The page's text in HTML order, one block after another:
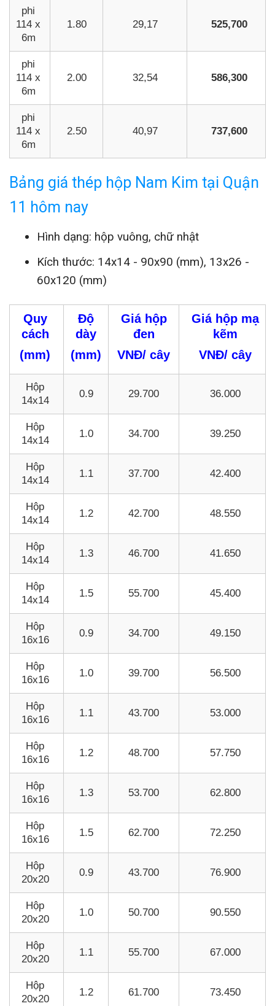
phi
114 x
6m
1.80 29,17 525,700
phi
114 x
6m
2.00 32,54 586,300
phi
114 x
6m
2.50 40,97 737,600
Bảng giá thép hộp Nam Kim tại Quận
11 hôm nay
Hình dạng: hộp vuông, chữ nhật
Kích thước: 14x14 - 90x90 (mm), 13x26 -
60x120 (mm)
Quy
cách
(mm)
Độ
dày
(mm)
Giá hộp
đen
VNĐ/ cây
Giá hộp mạ
kẽm
VNĐ/ cây
Hộp
14x14
0.9 29.700 36.000
Hộp
14x14
1.0 34.700 39.250
Hộp
14x14
1.1 37.700 42.400
Hộp
14x14
1.2 42.700 48.550
Hộp
14x14
1.3 46.700 41.650
Hộp
14x14
1.5 55.700 45.400
Hộp
16x16
0.9 34.700 49.150
Hộp
16x16
1.0 39.700 56.500
Hộp
16x16
1.1 43.700 53.000
Hộp
16x16
1.2 48.700 57.750
Hộp
16x16
1.3 53.700 62.800
Hộp
16x16
1.5 62.700 72.250
Hộp
20x20
0.9 43.700 76.900
Hộp
20x20
1.0 50.700 90.550
Hộp
20x20
1.1 55.700 67.000
Hộp
20x20
1.2 61.700 73.450